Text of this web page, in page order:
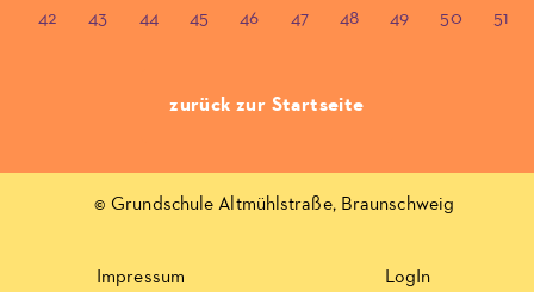
42
43 44 45 46 47 48 49 50 51
zurück zur Startseite
© Grundschule Altmühlstraße, Braunschweig
Impressum LogIn